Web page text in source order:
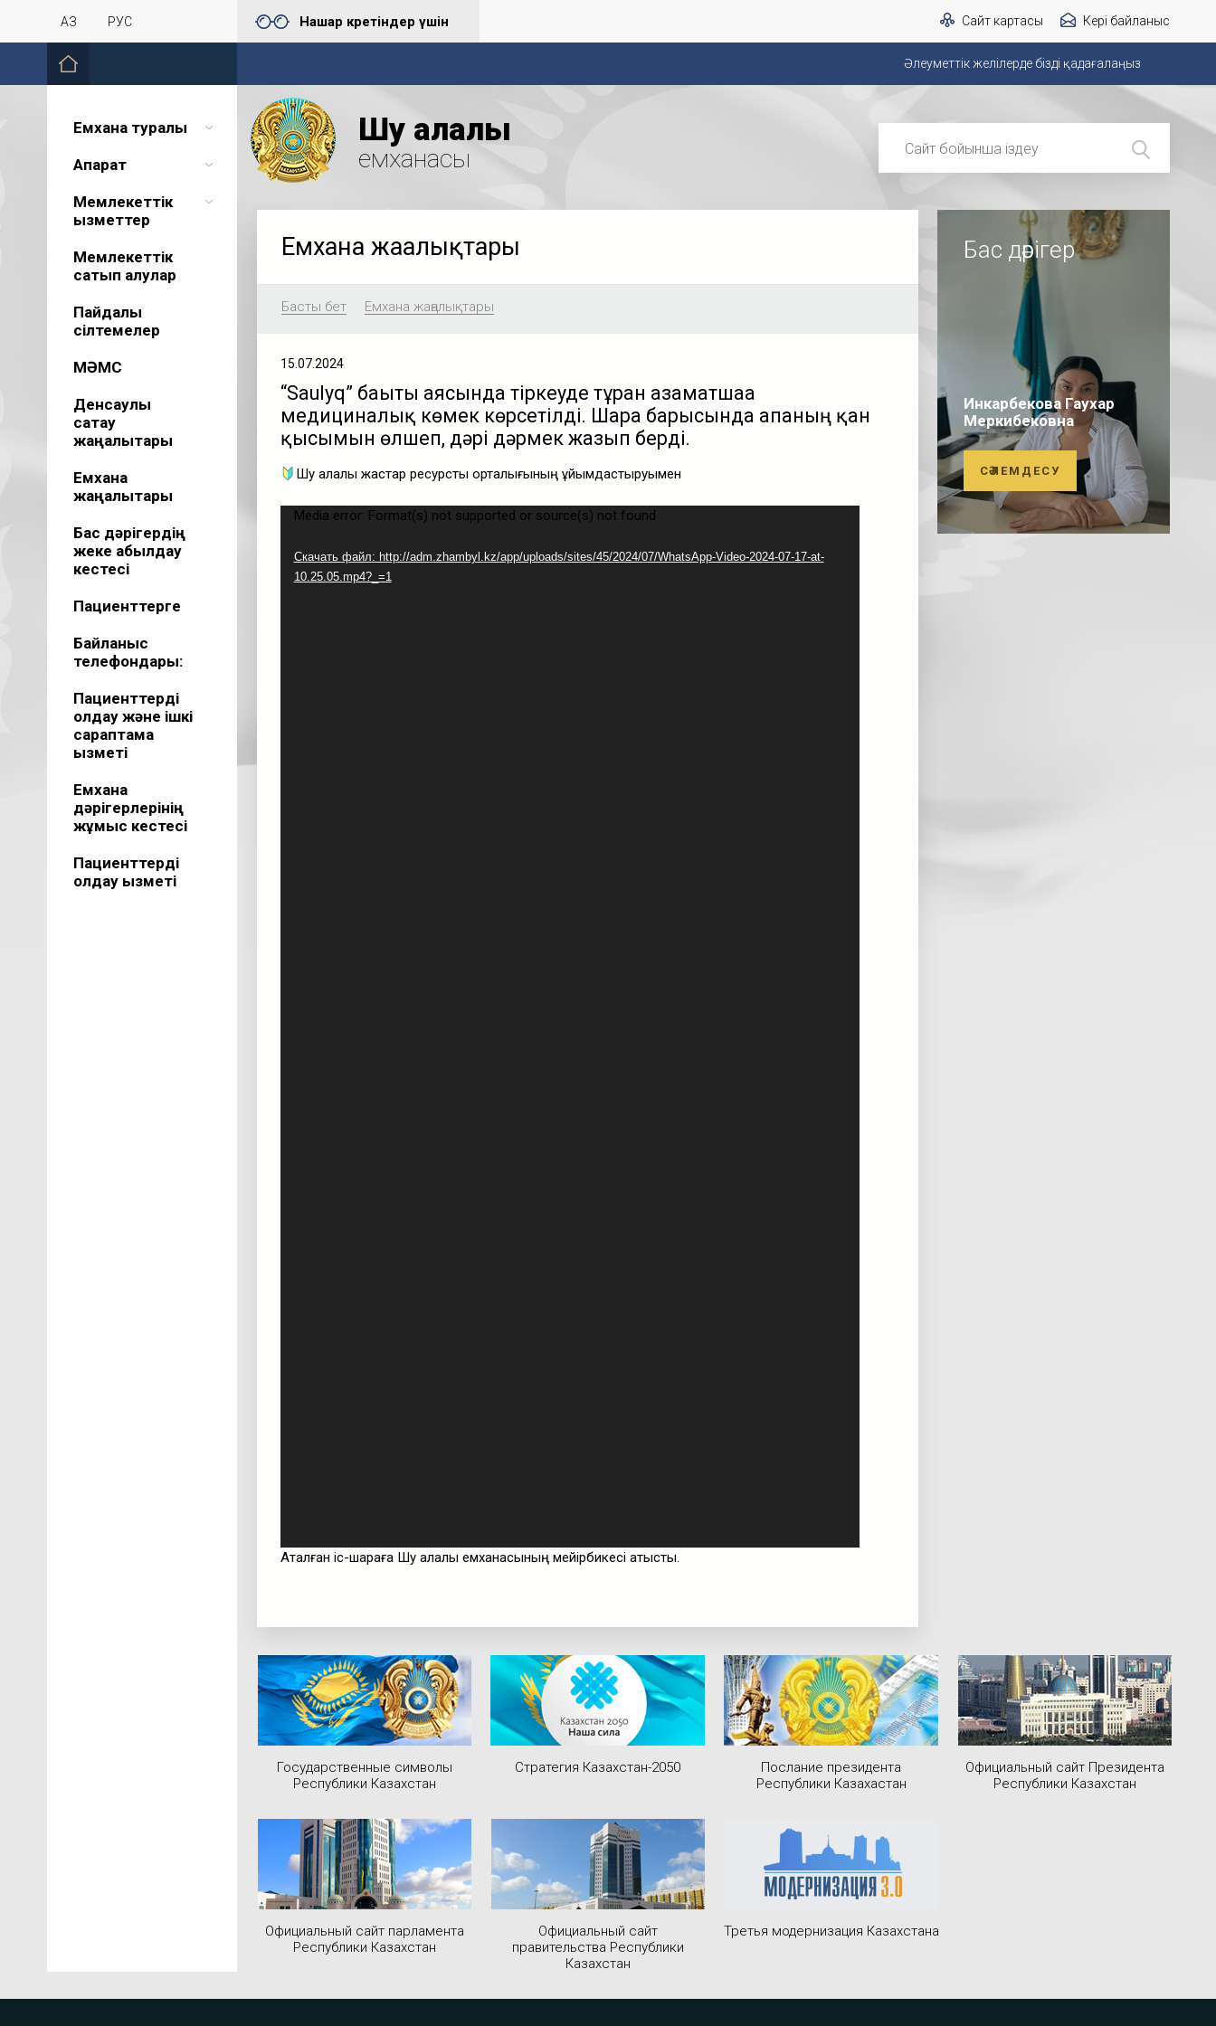
ҚАЗ РУС Нашар көретіндер үшін Сайт картасы Кері байланыс
Әлеуметтік желілерде бізді қадағалаңыз
Емхана туралы
Ақпарат
Мемлекеттік
қызметтер
Мемлекеттік
сатып алулар
Пайдалы
сілтемелер
МӘМС
Денсаулық
сақтау
жаңалықтары
Емхана
жаңалықтары
Бас дәрігердің
жеке қабылдау
кестесі
Пациенттерге
Байланыс
телефондары:
Пациенттерді
қолдау және ішкі
сараптама
қызметі
Емхана
дәрігерлерінің
жұмыс кестесі
Пациенттерді
қолдау қызметі
Шу қалалық
емханасы
Емхана жаңалықтары
Басты бет Емхана жаңалықтары
15.07.2024
“Saulyq” бағыты аясында тіркеуде тұрған азаматшаға
медициналық көмек көрсетілді. Шара барысында апаның қан
қысымын өлшеп, дәрі дәрмек жазып берді.
Шу қалалық жастар ресурстық орталығының ұйымдастыруымен
Видеоплеер
Media error: Format(s) not supported or source(s) not found
Скачать файл: http://adm.zhambyl.kz/app/uploads/sites/45/2024/07/WhatsApp-Video-2024-07-17-at-
10.25.05.mp4?_=1
Аталған іс-шараға Шу қалалық емханасының мейірбикесі қатысты.
Бас дәрігер
Инкарбекова Гаухар
Меркибековна
СӘЛЕМДЕСУ
Государственные символы
Республики Казахстан
Стратегия Казахстан-2050
Послание президента
Республики Казахастан
Официальный сайт Президента
Республики Казахстан
Официальный сайт парламента
Республики Казахстан
Официальный сайт
правительства Республики
Казахстан
Третья модернизация Казахстана